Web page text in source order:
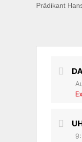
Prädikant